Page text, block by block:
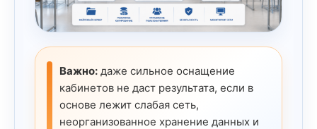
Важно: даже сильное оснащение
кабинетов не даст результата, если в
основе лежит слабая сеть,
неорганизованное хранение данных и